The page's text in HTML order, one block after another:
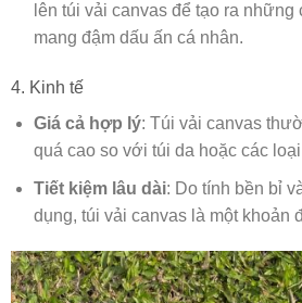
lên túi vải canvas để tạo ra những
mang đậm dấu ấn cá nhân.
4. Kinh tế
Giá cả hợp lý: Túi vải canvas
quá cao so với túi da hoặc các
Tiết kiệm lâu dài: Do tính bền bỉ
dụng, túi vải canvas là một khoản